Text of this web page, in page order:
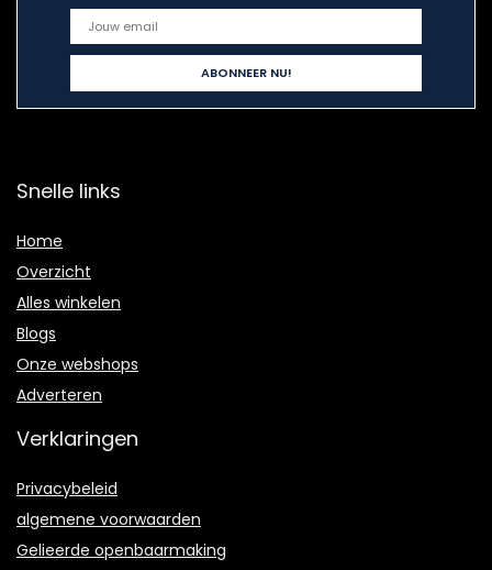
Snelle links
Home
Overzicht
Alles winkelen
Blogs
Onze webshops
Adverteren
Verklaringen
Privacybeleid
algemene voorwaarden
Gelieerde openbaarmaking